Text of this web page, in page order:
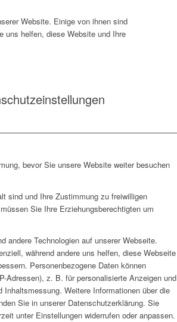
Website. Einige von ihnen sind
uns helfen, diese Website und Ihre
bevor Sie unsere Website weiter besuchen
sind und Ihre Zustimmung zu freiwilligen
Sie Ihre Erziehungsberechtigten um
andere Technologien auf unserer Webseite.
während andere uns helfen, diese Webseite
Personenbezogene Daten können
Adressen), z. B. für personalisierte Anzeigen und
Inhaltsmessung. Weitere Informationen über die
Sie in unserer Datenschutzerklärung. Sie
unter Einstellungen widerrufen oder anpassen.